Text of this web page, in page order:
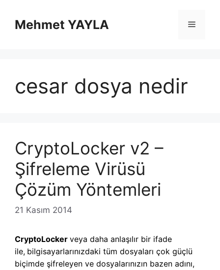
Mehmet YAYLA Menü
cesar dosya nedir
CryptoLocker v2 –
Şifreleme Virüsü
Çözüm Yöntemleri
21 Kasım 2014
CryptoLocker veya daha anlaşılır bir ifade
ile, bilgisayarlarınızdaki tüm dosyaları çok güçlü
biçimde şifreleyen ve dosyalarınızın bazen adını,